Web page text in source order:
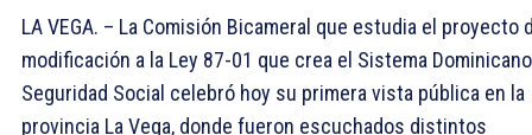
LA VEGA. – La Comisión Bicameral que estudia el proyecto
modificación a la Ley 87-01 que crea el Sistema
Seguridad Social celebró hoy su primera vista pública en la
provincia La Vega, donde fueron escuchados distintos